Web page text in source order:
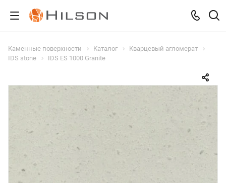
Каменные поверхности Каталог
Кварцевый агломерат
IDS stone
IDS ES 1000 Granite